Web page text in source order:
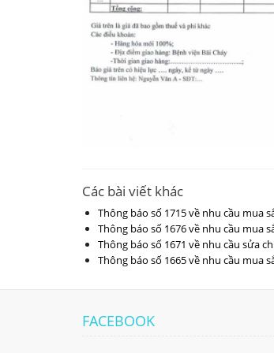
Các bài viết khác
Thông báo số 1715 về nhu cầu mua
Thông báo số 1676 về nhu cầu mua
Thông báo số 1671 về nhu cầu sửa
Thông báo số 1665 về nhu cầu mua
FACEBOOK